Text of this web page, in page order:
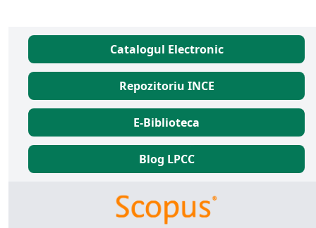
Catalogul Electronic
Repozitoriu INCE
E-Biblioteca
Blog LPCC